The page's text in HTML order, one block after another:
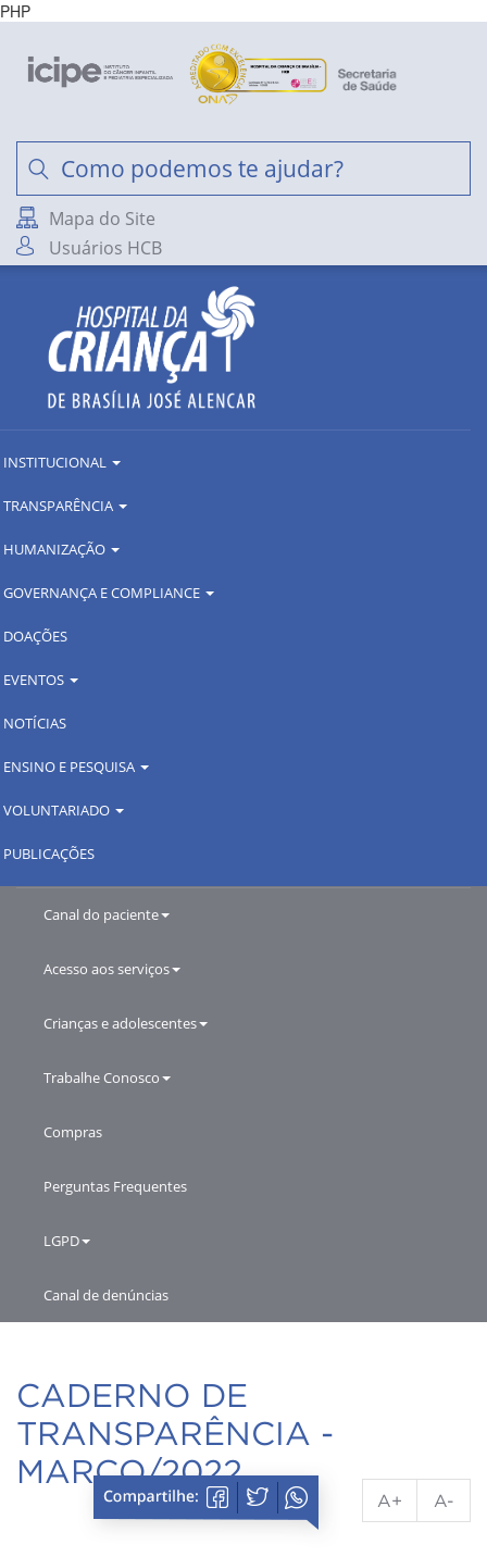
PHP
Mapa do Site
Usuários HCB
INSTITUCIONAL
TRANSPARÊNCIA
HUMANIZAÇÃO
GOVERNANÇA E COMPLIANCE
DOAÇÕES
EVENTOS
NOTÍCIAS
ENSINO E PESQUISA
VOLUNTARIADO
PUBLICAÇÕES
Canal do paciente
Acesso aos serviços
Crianças e adolescentes
Trabalhe Conosco
Compras
Perguntas Frequentes
LGPD
Canal de denúncias
CADERNO DE
TRANSPARÊNCIA -
MARÇO/2022
A+ A-